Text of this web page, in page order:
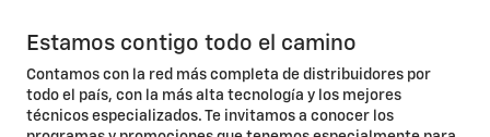
Estamos contigo todo el camino
Contamos con la red más completa de distribuidores por
todo el país, con la más alta tecnología y los mejores
técnicos especializados. Te invitamos a conocer los